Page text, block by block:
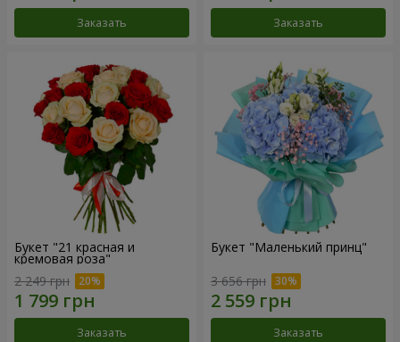
Заказать Заказать
Букет "21 красная и
кремовая роза"
2 249 грн
Заказать
Букет "Маленький принц"
3 656 грн
Заказать